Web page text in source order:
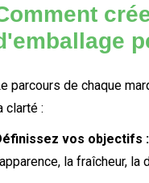
parcours de chaque
clarté :
vos objectifs :
la fraîcheur, la